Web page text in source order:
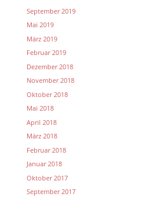
September 2019
Mai 2019
März 2019
Februar 2019
Dezember 2018
November 2018
Oktober 2018
Mai 2018
April 2018
März 2018
Februar 2018
Januar 2018
Oktober 2017
September 2017